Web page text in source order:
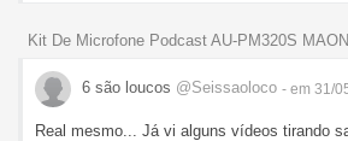
Kit De Microfone Podcast AU-PM320S
6 são loucos @Seissaoloco - em 31/
Real mesmo... Já vi alguns vídeos tirando